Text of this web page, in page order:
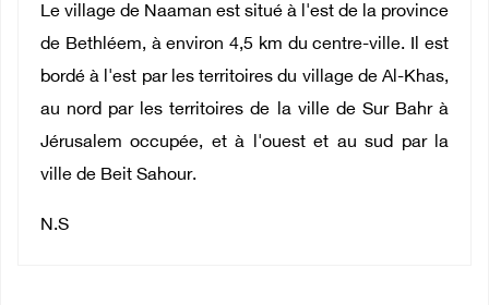
Le village de Naaman est situé à l'est de la province
de Bethléem, à environ 4,5 km du centre-ville. Il est
bordé à l'est par les territoires du village de Al-Khas,
au nord par les territoires de la ville de Sur Bahr à
Jérusalem occupée, et à l'ouest et au sud par la
ville de Beit Sahour.
N.S